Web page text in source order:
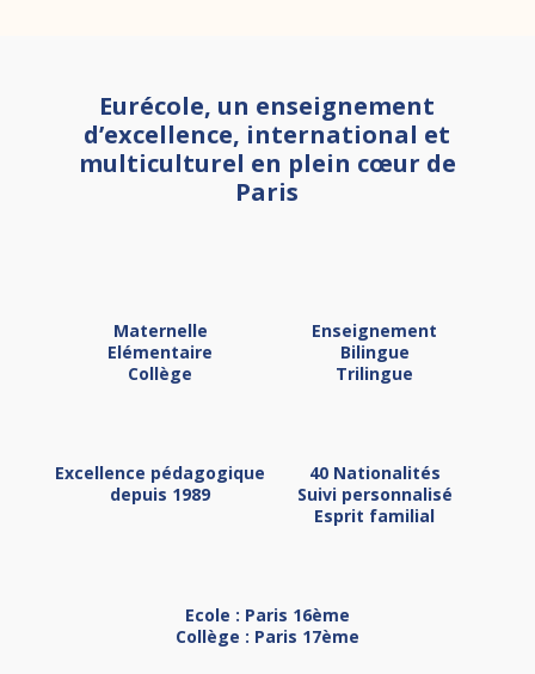
Eurécole, un enseignement
d’excellence, international et
multiculturel en plein cœur de
Paris
Maternelle
Elémentaire
Collège
Enseignement
Bilingue
Trilingue
Excellence pédagogique
depuis 1989
40 Nationalités
Suivi personnalisé
Esprit familial
Ecole : Paris 16ème
Collège : Paris 17ème